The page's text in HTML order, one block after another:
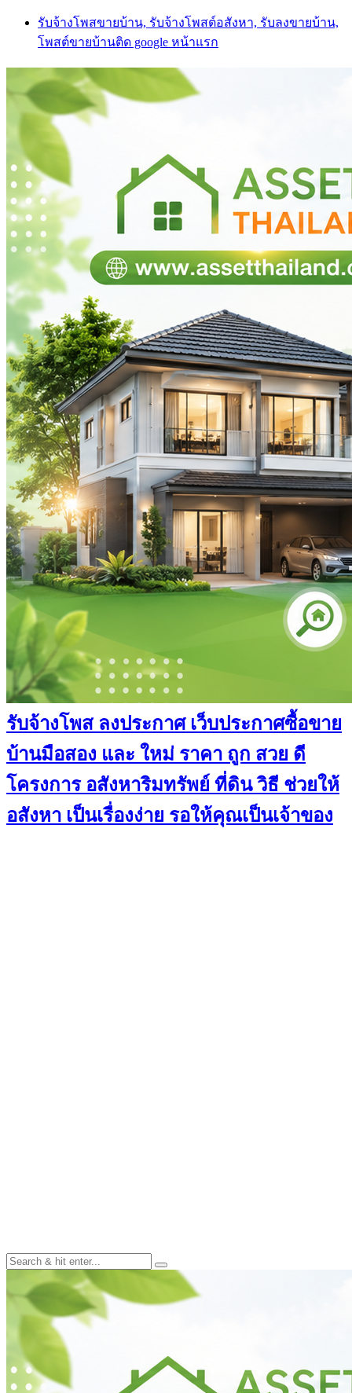
Skip
content
รับจ้างโพสขายบ้าน, รับจ้างโพสต์อสังหา, รับลงขายบ้าน,
โพสต์ขายบ้านติด google หน้าแรก
รับจ้างโพส ลงประกาศ เว็บประกาศซื้อขาย
บ้านมือสอง และ ใหม่ ราคา ถูก สวย ดี
โครงการ อสังหาริมทรัพย์ ที่ดิน วิธี ช่วยให้
อสังหา เป็นเรื่องง่าย รอให้คุณเป็นเจ้าของ